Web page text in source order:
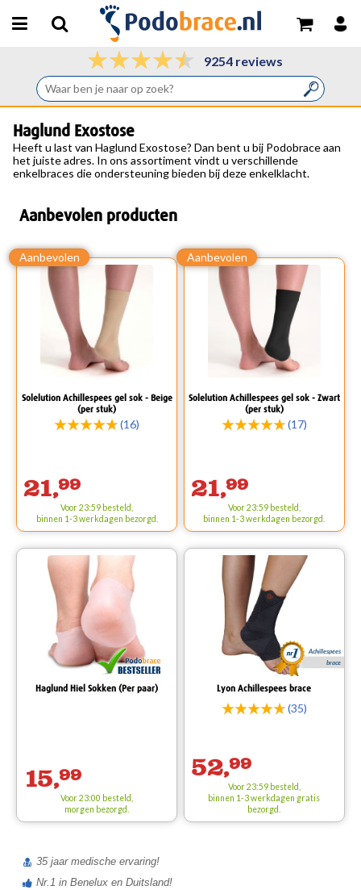
9254 reviews
Haglund Exostose
Heeft u last vanHaglund Exostose? Dan bent u bij Podobrace aan
het juiste adres. In ons assortiment vindt u verschillende
enkelbraces die ondersteuning bieden bij deze enkelklacht.
Aanbevolen producten
Solelution Achillespees gel sok - Beige
(per stuk)
(16)
21,99
Voor 23:59 besteld,
binnen 1-3 werkdagen bezorgd.
Solelution Achillespees gel sok - Zwart
(per stuk)
(17)
21,99
Voor 23:59 besteld,
binnen 1-3 werkdagen bezorgd.
Haglund Hiel Sokken (Per paar)
15,99
Voor 23:00 besteld,
morgen bezorgd.
Achillespees
brace
Lyon Achillespees brace
(35)
52,99
Voor 23:59 besteld,
binnen 1-3 werkdagen gratis
bezorgd.
35 jaar medische ervaring!
Nr.1 in Benelux en Duitsland!